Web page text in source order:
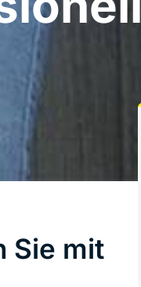
Sie mit